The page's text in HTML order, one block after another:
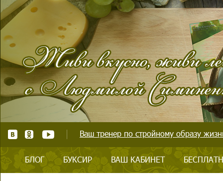
Ваш тренер по стройному образу
БЛОГ БУКСИР ВАШ КАБИНЕТ